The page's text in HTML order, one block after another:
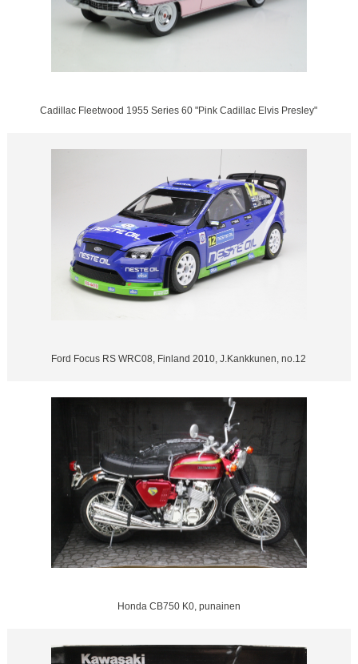
Cadillac Fleetwood 1955 Series 60 "Pink Cadillac Elvis Presley"
Ford Focus RS WRC08, Finland 2010, J.Kankkunen, no.12
Honda CB750 K0, punainen